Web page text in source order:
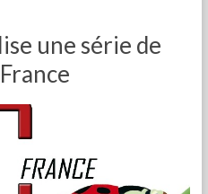
une série de